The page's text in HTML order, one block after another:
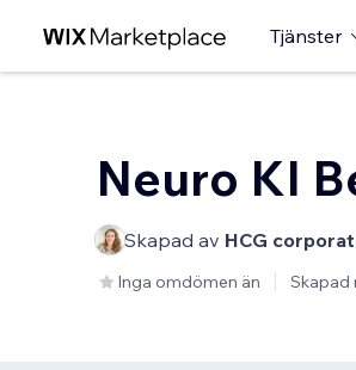
Tjänster
Neuro KI
Skapad av HCG
Inga omdömen än Skapad